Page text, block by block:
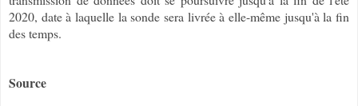
2020, date à laquelle la sonde sera livrée à elle-même jusqu'à la fin
des temps.
Source